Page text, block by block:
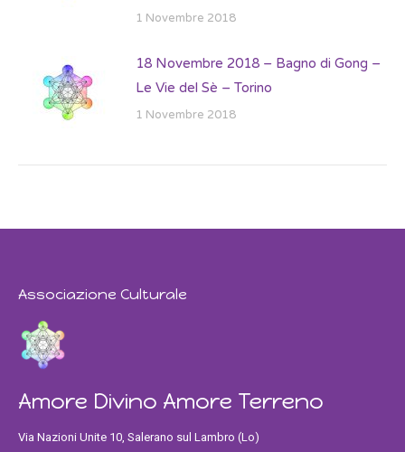
1 Novembre 2018
18 Novembre 2018 – Bagno di Gong –
Le Vie del Sè – Torino
1 Novembre 2018
Associazione Culturale
Amore Divino Amore Terreno
Via Nazioni Unite 10, Salerano sul Lambro (Lo)